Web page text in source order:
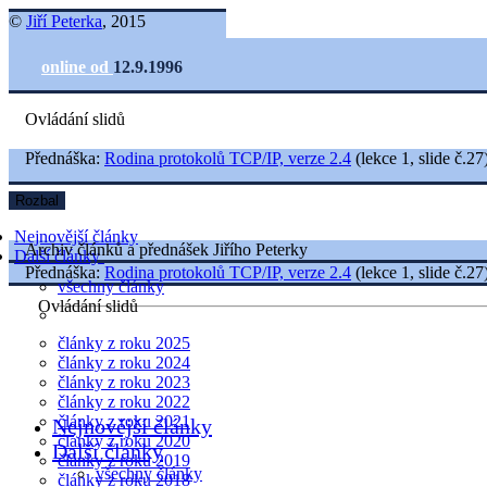
© Jiří Peterka, 2015
online od 12.9.1996
Ovládání slidů
Nejnovější články
Další články
všechny články
články z roku 2025
články z roku 2024
články z roku 2023
články z roku 2022
články z roku 2021
články z roku 2020
články z roku 2019
články z roku 2018
Přednáška: Rodina protokolů TCP/IP, verze 2.4 (lekce 1, slide
Rozbal
Archiv článků a přednášek Jiřího Peterky
Přednáška: Rodina protokolů TCP/IP, verze 2.4 (lekce 1, slide
Ovládání slidů
Nejnovější články
Další články
všechny články